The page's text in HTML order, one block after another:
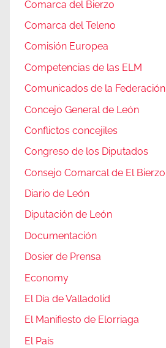
Comarca del Bierzo
Comarca del Teleno
Comisión Europea
Competencias de las ELM
Comunicados de la Federación
Concejo General de León
Conflictos concejiles
Congreso de los Diputados
Consejo Comarcal de El Bierzo
Diario de León
Diputación de León
Documentación
Dosier de Prensa
Economy
El Día de Valladolid
El Manifiesto de Elorriaga
El País